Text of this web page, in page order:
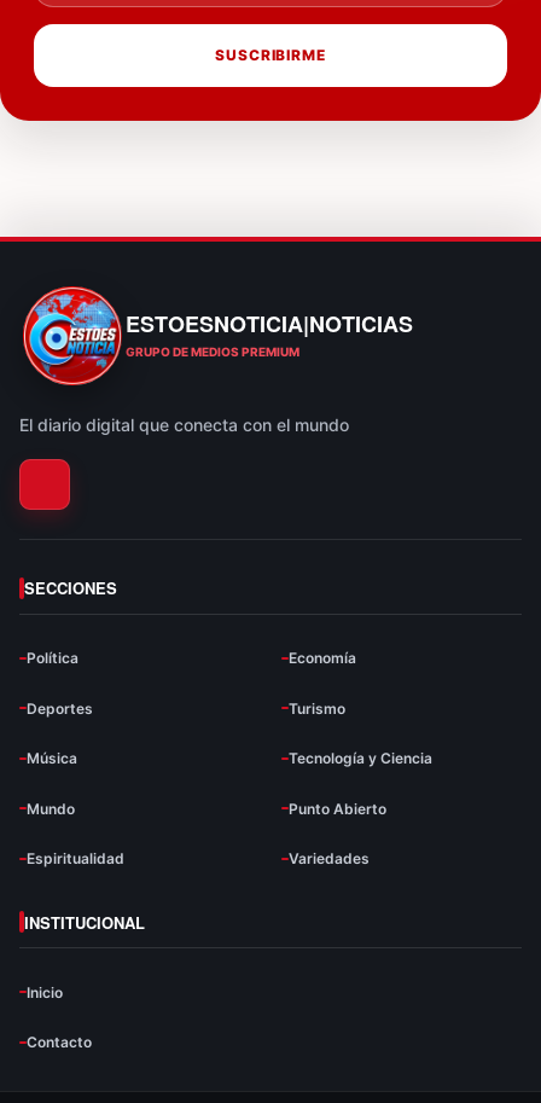
SUSCRIBIRME
ESTOESNOTICIA|NOTICIAS
ESTOESNOTICIA|NOTICIAS
GRUPO DE MEDIOS PREMIUM
El diario digital que conecta con el mundo
SECCIONES
Política Economía
Deportes Turismo
Música Tecnología y Ciencia
Mundo Punto Abierto
Espiritualidad Variedades
INSTITUCIONAL
Inicio
Contacto